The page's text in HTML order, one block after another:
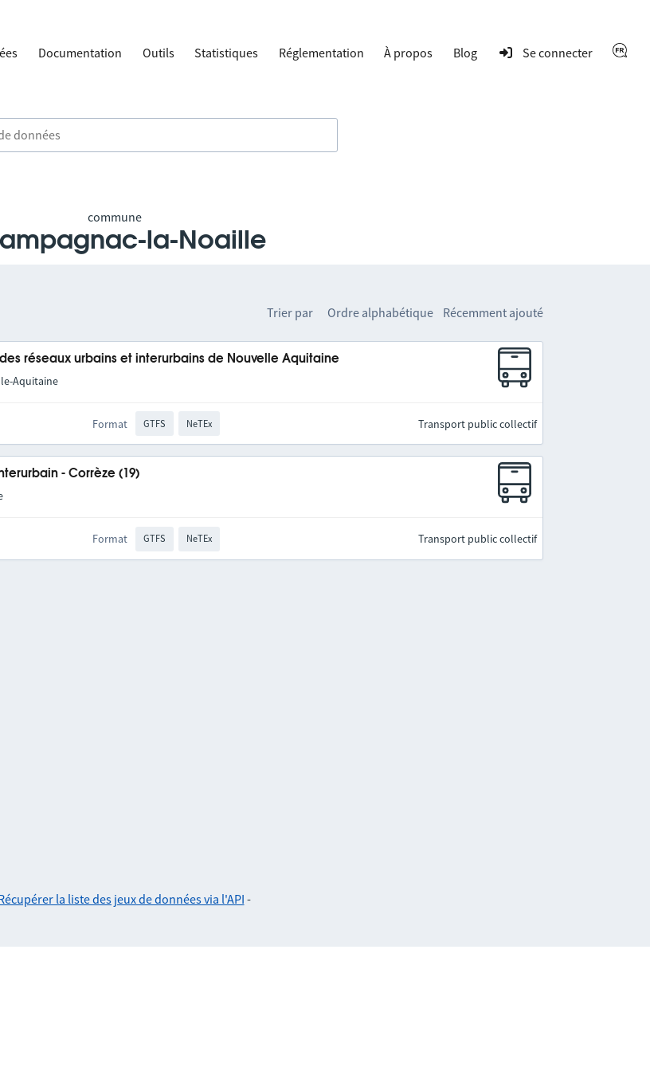
Documentation Outils Statistiques Réglementation À propos Blog Se connecter
commune
la-Noaille
Trier par Ordre alphabétique Récemment ajouté
réseaux urbains et interurbains de Nouvelle Aquitaine
Aquitaine
Format GTFS NeTEx Transport public collectif
- Corrèze (19)
Format GTFS NeTEx Transport public collectif
la liste des jeux de données via l'API -